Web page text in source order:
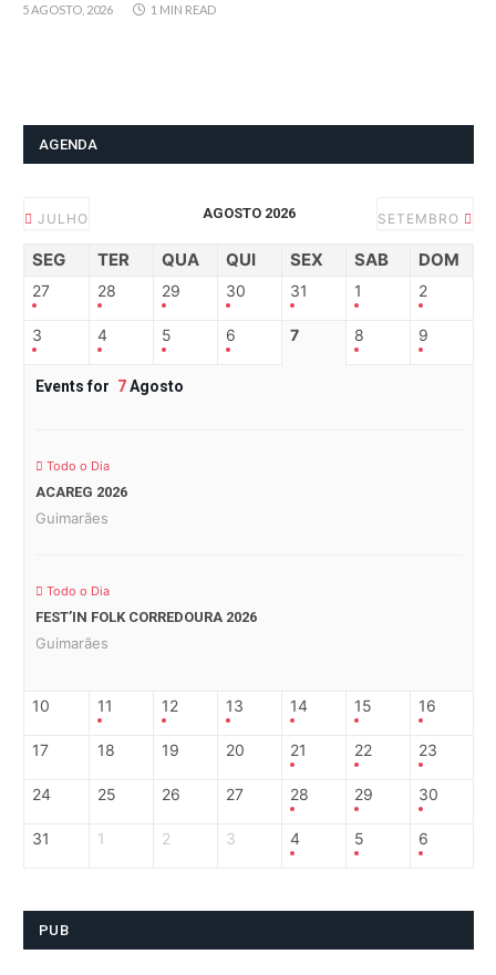
5 AGOSTO, 2026 1 MIN READ
AGENDA
JULHO AGOSTO 2026 SETEMBRO
SEG TER QUA QUI SEX SAB DOM
27 28 29 30 31 1 2
3 4 5 6 7 8 9
Events for 7Agosto
Todo o Dia
ACAREG 2026
Guimarães
Todo o Dia
FEST’IN FOLK CORREDOURA 2026
Guimarães
10 11 12 13 14 15 16
17 18 19 20 21 22 23
24 25 26 27 28 29 30
31 1 2 3 4 5 6
PUB